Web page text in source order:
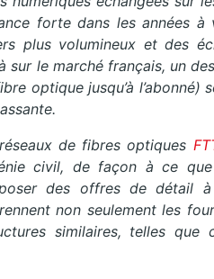
forte dans les années à
plus volumineux et des
sur le marché français, un
optique jusqu’à
de fibres optiques
civil, de façon à ce
des offres de détail
non seulement les
similaires, telles